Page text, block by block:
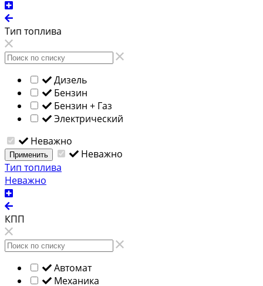
Тип топлива
Дизель
Бензин
Бензин + Газ
Электрический
Неважно
Применить
Неважно
Тип топлива
Неважно
КПП
Автомат
Механика